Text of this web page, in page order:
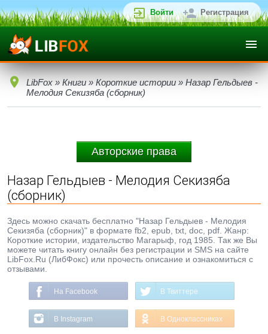
Войти Регистрация
LibFox » Книги » Короткие истории » Назар Гельдыев -
Мелодия Секизяба (сборник)
Авторские права
Назар Гельдыев - Мелодия Секизяба
(сборник)
Здесь можно скачать бесплатно "Назар Гельдыев - Мелодия
Секизяба (сборник)" в формате fb2, epub, txt, doc, pdf. Жанр:
Короткие истории, издательство Магарыф, год 1985. Так же Вы
можете читать книгу онлайн без регистрации и SMS на сайте
LibFox.Ru (ЛибФокс) или прочесть описание и ознакомиться с
отзывами.
На Facebook В Твиттере
В Instagram В Одноклассниках